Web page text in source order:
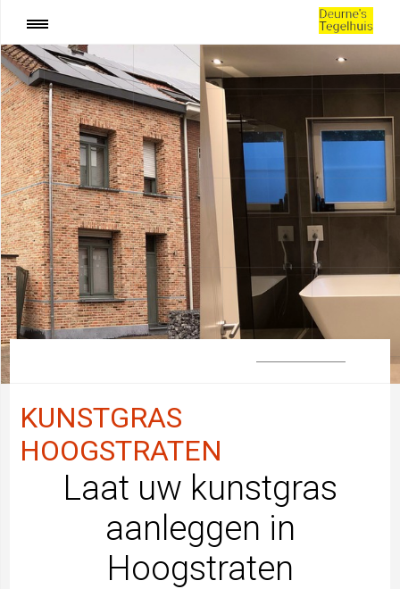
:Kunstgras Hoogstraten SHARE
KUNSTGRAS
HOOGSTRATEN
Laat uw kunstgras
aanleggen in
Hoogstraten